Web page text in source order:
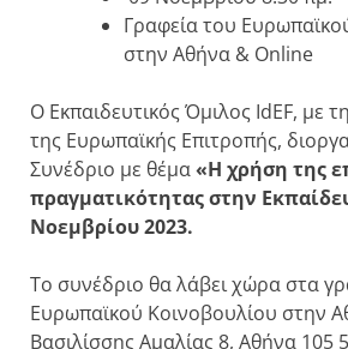
​Γραφεία του
στην Αθήνα & Online
O Εκπαιδευτικός Όμιλος IdEF, με
της Ευρωπαϊκής Επιτροπής,
Συνέδριο με θέμα«Η χρήση της
πραγματικότητας στην
Νοεμβρίου 2023.
Το συνέδριο θα λάβει χώρα στα
Ευρωπαϊκού Κοινοβουλίου στην
Βασιλίσσης Αμαλίας 8, Αθήνα 105